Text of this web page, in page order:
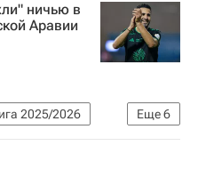
ничью в
Аравии
Еще6
2025/2026